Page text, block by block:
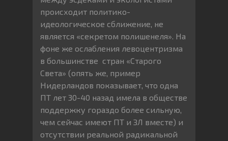
происходит политико-
идеологическое сближение, не
является «секретом полишенеля». На
фоне же ослабления левоцентризма
в большинстве стран «Старого
Света» (опять же, пример
Нидерландов показывает, что одна
ПТ лет 30-40 назад имела в обществе
поддержку гораздо более сильную,
чем сейчас имеют ПТ и ЗЛ вместе) и
отсутствии реальной радикальной